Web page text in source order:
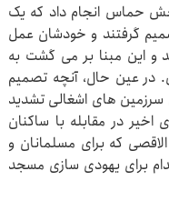
بخش حماس انجام داد که یک
گرفتند و خودشان عمل
و این مبنا بر می گشت به
در عین حال، آنچه تصمیم
سرزمین های اشغالی تشدید
اخیر در مقابله با ساکنان
که برای مسلمانان و
برای یهودی سازی مسجد